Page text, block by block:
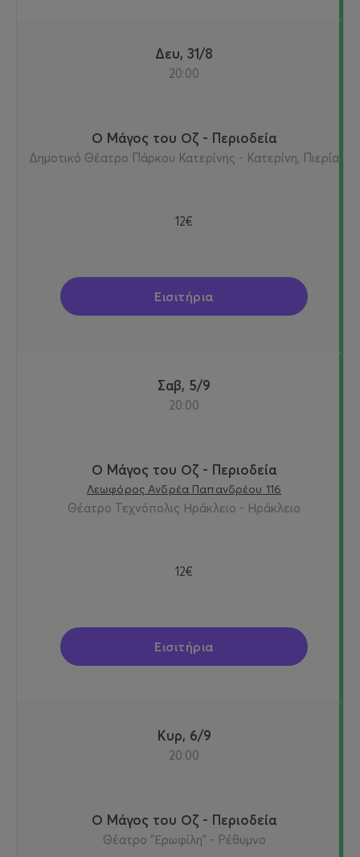
Δευ, 31/8
20:00
Ο Μάγος του Οζ - Περιοδεία
Δημοτικό Θέατρο Πάρκου Κατερίνης - Κατερίνη, Πιερία
12€
Εισιτήρια
Σαβ, 5/9
20:00
Ο Μάγος του Οζ - Περιοδεία
Λεωφόρος Ανδρέα Παπανδρέου 116
Θέατρο Τεχνόπολις Ηράκλειο - Ηράκλειο
12€
Εισιτήρια
Κυρ, 6/9
20:00
Ο Μάγος του Οζ - Περιοδεία
Θέατρο "Ερωφίλη" - Ρέθυμνο